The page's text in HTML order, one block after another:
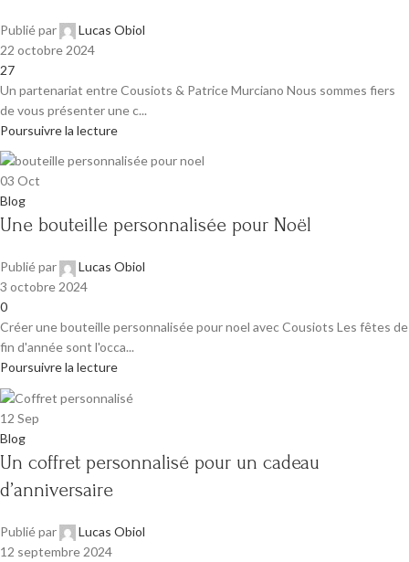
Publié par
Lucas Obiol
22 octobre 2024
27
Un partenariat entre Cousiots & Patrice Murciano Nous sommes fiers
de vous présenter une c...
Poursuivre la lecture
03 Oct
Blog
Une bouteille personnalisée pour Noël
Publié par
Lucas Obiol
3 octobre 2024
0
Créer une bouteille personnalisée pour noel avec Cousiots Les fêtes de
fin d'année sont l'occa...
Poursuivre la lecture
12 Sep
Blog
Un coffret personnalisé pour un cadeau
d’anniversaire
Publié par
Lucas Obiol
12 septembre 2024